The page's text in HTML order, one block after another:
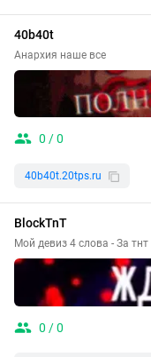
40b40t
Анархия наше все
0 / 0
40b40t.20tps.ru
BlockTnT
Мой девиз 4 слова - За
0 / 0